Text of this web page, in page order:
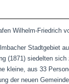
Wilhelm-Friedrich
Stadtgebiet
(1871) siedelten
kleine, aus 33
der neuen